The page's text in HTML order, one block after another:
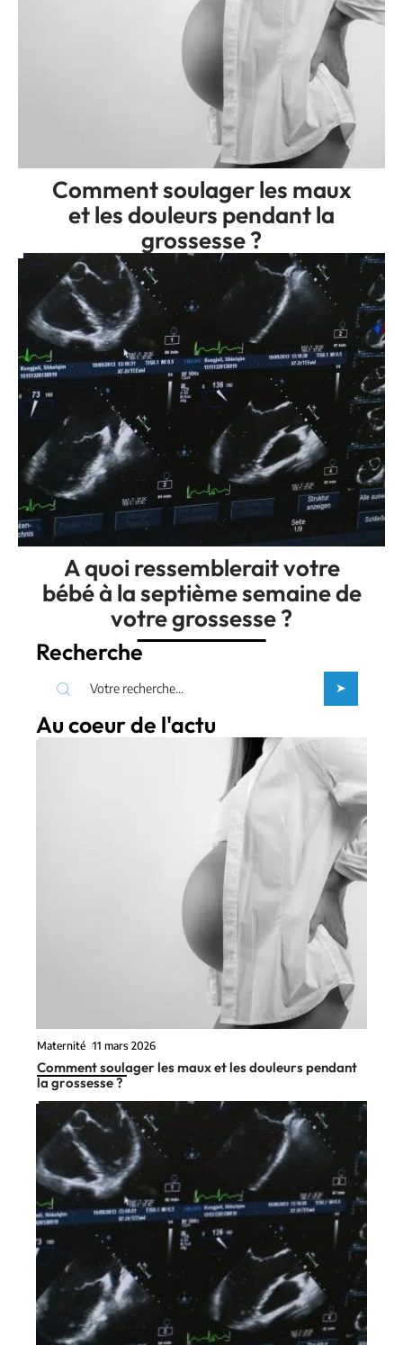
Comment soulager les maux
et les douleurs pendant la
grossesse ?
A quoi ressemblerait votre
bébé à la septième semaine de
votre grossesse ?
Recherche
Au coeur de l'actu
Maternité 11 mars 2026
Comment soulager les maux et les douleurs pendant
la grossesse ?